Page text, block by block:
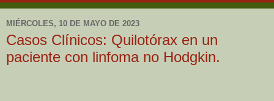
MIÉRCOLES, 10 DE MAYO DE 2023
Casos Clínicos: Quilotórax en un
paciente con linfoma no Hodgkin.